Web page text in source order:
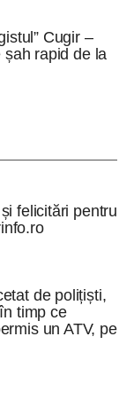
Cugir –
șah rapid de la
felicitări pentru
de polițiști,
timp ce
un ATV, pe